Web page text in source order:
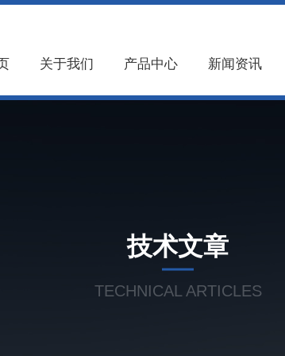
关于我们 产品中心 新闻资讯
技术文章
TECHNICAL ARTICLES